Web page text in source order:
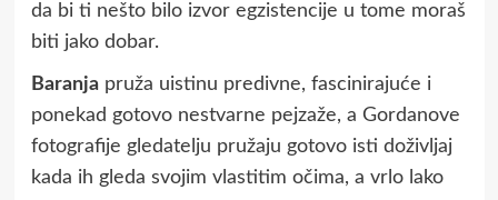
da bi ti nešto bilo izvor egzistencije u tome moraš
biti jako dobar.
Baranjapruža uistinu predivne, fascinirajuće i
ponekad gotovo nestvarne pejzaže, a Gordanove
fotografije gledatelju pružaju gotovo isti doživljaj
kada ih gleda svojim vlastitim očima, a vrlo lako